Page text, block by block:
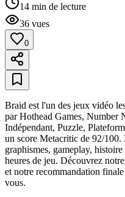
14 min de lecture
36 vues
0
Braid est l'un des jeux vidéo
par Hothead Games, Number
Indépendant, Puzzle,
un score Metacritic de 92/100.
graphismes, gameplay,
heures de jeu. Découvrez
et notre recommandation
vous.